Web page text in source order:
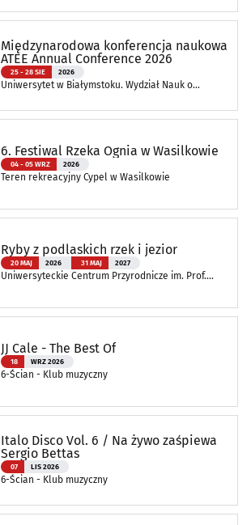
Międzynarodowa konferencja naukowa
ATEE Annual Conference 2026
25 - 28 SIE 2026
Uniwersytet w Białymstoku. Wydział Nauk o
6. Festiwal Rzeka Ognia w Wasilkowie
04 - 05 WRZ 2026
Teren rekreacyjny Cypel w Wasilkowie
Ryby z podlaskich rzek i jezior
20 MAJ 2026 31 MAJ 2027
Uniwersyteckie Centrum Przyrodnicze im. Prof.
JJ Cale - The Best Of
18 WRZ 2026
6-Ścian - Klub muzyczny
Italo Disco Vol. 6 / Na żywo zaśpiewa
Sergio Bettas
07 LIS 2026
6-Ścian - Klub muzyczny